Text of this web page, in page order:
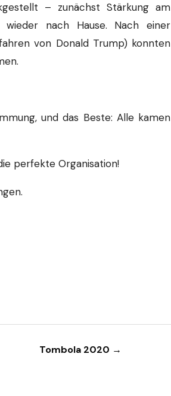
– zunächst Stärkung am
nach Hause. Nach einer
von Donald Trump) konnten
und das Beste: Alle kamen
perfekte Organisation!
Tombola 2020 →